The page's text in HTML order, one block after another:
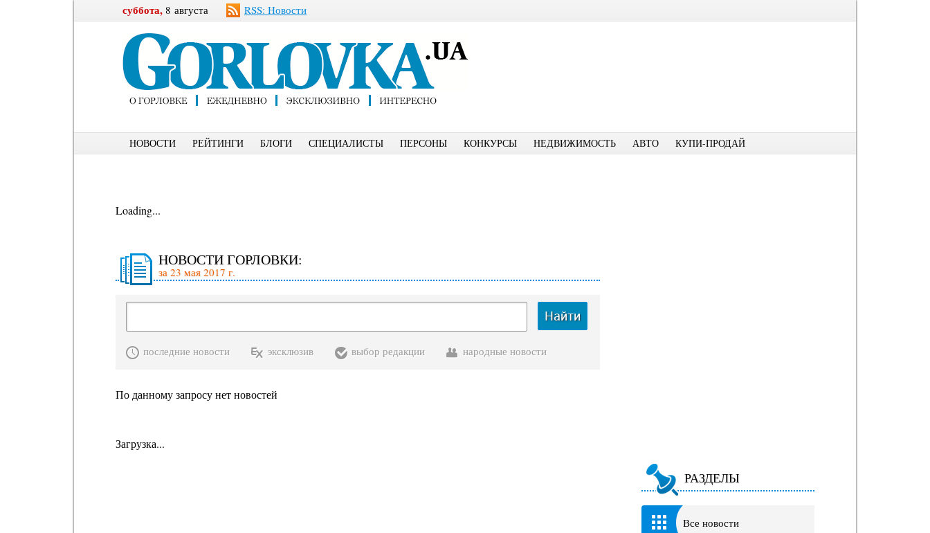
суббота, 8 августа RSS: Новости
НОВОСТИ РЕЙТИНГИ БЛОГИ СПЕЦИАЛИСТЫ ПЕРСОНЫ КОНКУРСЫ НЕДВИЖИМОСТЬ АВТО КУПИ-ПРОДАЙ
Loading...
НОВОСТИ ГОРЛОВКИ:
за 23 мая 2017 г.
Найти
последние новости эксклюзив выбор редакции народные новости
По данному запросу нет новостей
Загрузка...
РАЗДЕЛЫ
Все новости